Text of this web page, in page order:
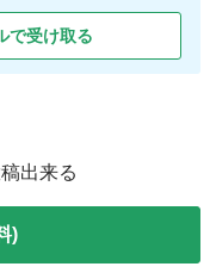
で受け取る
出来る
)